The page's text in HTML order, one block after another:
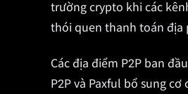
trường crypto khi các
thói quen thanh toán địa
Các địa điểm P2P ban
P2P và Paxful bổ sung